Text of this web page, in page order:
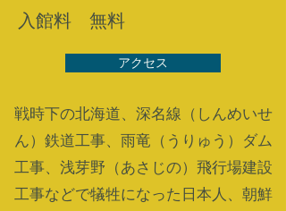
入館料 無料
アクセス
戦時下の北海道、深名線（しんめいせ
ん）鉄道工事、雨竜（うりゅう）ダム
工事、浅芽野（あさじの）飛行場建設
工事などで犠牲になった日本人、朝鮮